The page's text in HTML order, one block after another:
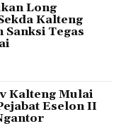
Long
Kalteng
Sanksi Tegas
Kalteng Mulai
Eselon II